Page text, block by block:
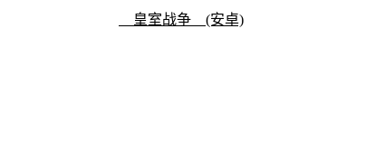
皇室战争 (安卓)